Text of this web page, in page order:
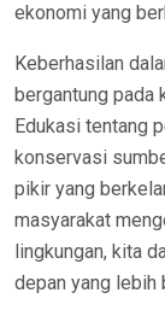
ekonomi yang
Keberhasilan
bergantung pada
Edukasi tentang
konservasi
pikir yang
masyarakat
lingkungan, kita
depan yang lebih